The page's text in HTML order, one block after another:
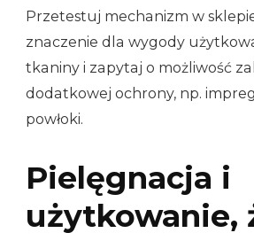
Przetestuj mechanizm w
znaczenie dla wygody
tkaniny i zapytaj o możliwość
dodatkowej ochrony, np.
powłoki.
Pielęgnacja i
użytkowanie,